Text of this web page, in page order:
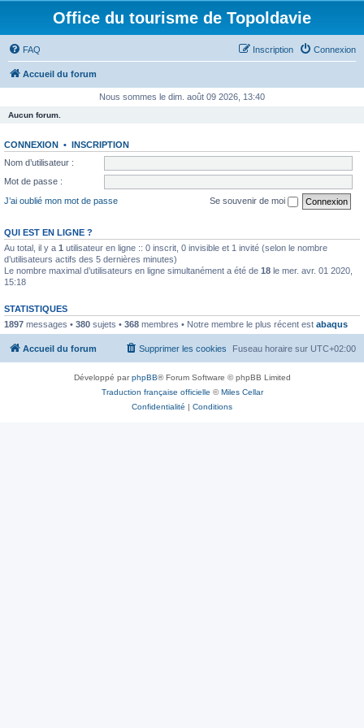
Office du tourisme de Topoldavie
FAQ Connexion
Inscription
Accueil du forum
Nous sommes le dim. août 09 2026, 13:40
Aucun forum.
CONNEXION • INSCRIPTION
Nom d’utilisateur :
Mot de passe :
J’ai oublié mon mot de passe
Se souvenir de moi
QUI EST EN LIGNE ?
Au total, il y a 1 utilisateur en ligne :: 0 inscrit, 0 invisible et 1 invité (selon le nombre
d’utilisateurs actifs des 5 dernières minutes)
Le nombre maximal d’utilisateurs en ligne simultanément a été de 18 le mer. avr. 01 2020,
15:18
STATISTIQUES
1897 messages • 380 sujets • 368 membres • Notre membre le plus récent est abaqus
Accueil du forum Fuseau horaire sur UTC+02:00
Supprimer les cookies
Développé parphpBB® Forum Software © phpBB Limited
Traduction française officielle ©Miles Cellar
Confidentialité | Conditions